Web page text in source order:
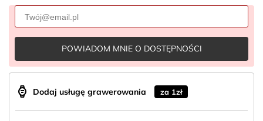
POWIADOM MNIE O DOSTĘPNOŚCI
aod_watch Dodaj usługę grawerowania za 1zł